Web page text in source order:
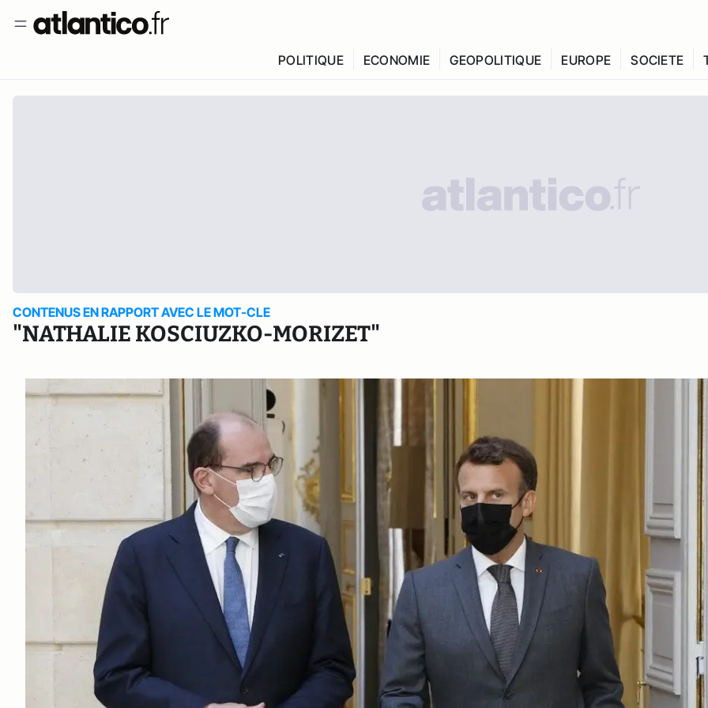
POLITIQUE ECONOMIE GEOPOLITIQUE EUROPE SOCIETE
CONTENUS EN RAPPORT AVEC LE MOT-CLE
"NATHALIE KOSCIUZKO-MORIZET"